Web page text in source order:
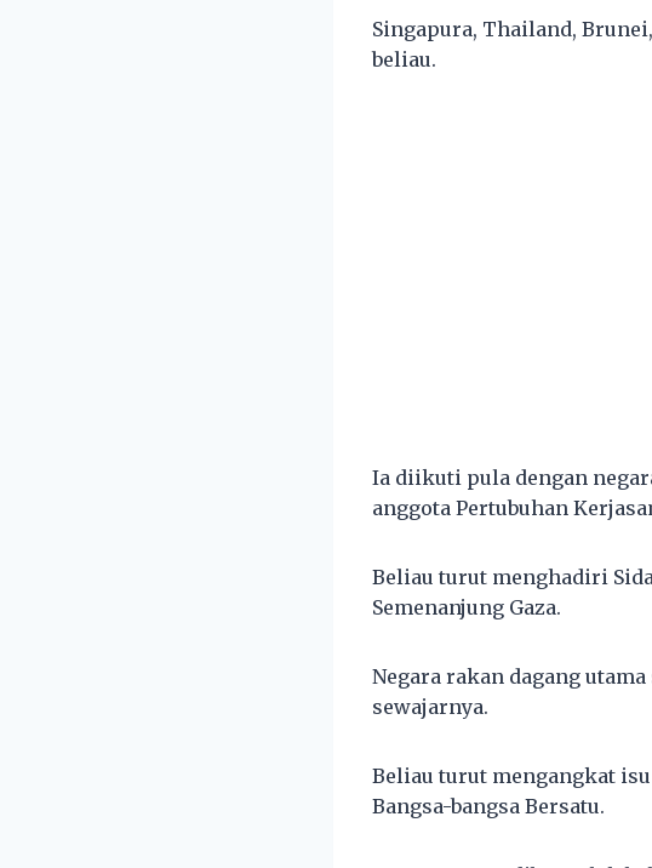
Singapura, Thailand,
beliau.
Ia diikuti pula dengan
anggota Pertubuhan
Beliau turut menghadiri
Semenanjung Gaza.
Negara rakan dagang
sewajarnya.
Beliau turut mengangkat
Bangsa-bangsa Bersatu.